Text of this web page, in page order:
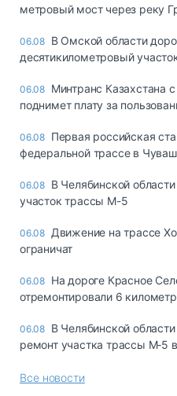
метровый мост через реку
06.08 В Омской области
десятикилометровый
06.08 Минтранс Казахстана
поднимет плату за
06.08 Первая российская
федеральной трассе в
06.08 В Челябинской
участок трассы М-5
06.08 Движение на трассе
ограничат
06.08 На дороге Красное
отремонтировали 6
06.08 В Челябинской
ремонт участка трассы М‑5
Все новости